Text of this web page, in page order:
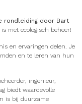
rondleiding door Bart
met ecologisch beheer!
en ervaringen delen. Je
en te leren van hun
ingenieur,
biedt waardevolle
is bij duurzame